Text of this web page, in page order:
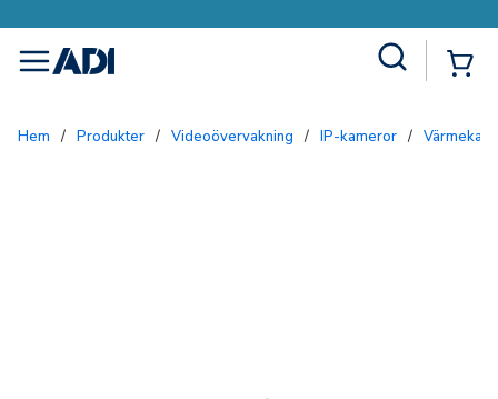
menu
Hem / Produkter / Videoövervakning / IP-kameror /